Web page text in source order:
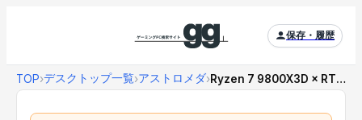
保存・履歴
TOP›デスクトップ一覧›アストロメダ› Ryzen 7 9800X3D × RTX 507...